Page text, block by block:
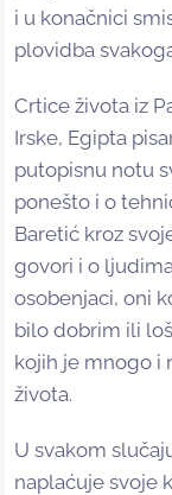
i u konačnici
plovidba
Crtice života iz
Irske, Egipta
putopisnu notu
ponešto i o
Baretić kroz
govori i o
osobenjaci, oni
bilo dobrim ili
kojih je mnogo i
života.
U svakom
naplaćuje svoje